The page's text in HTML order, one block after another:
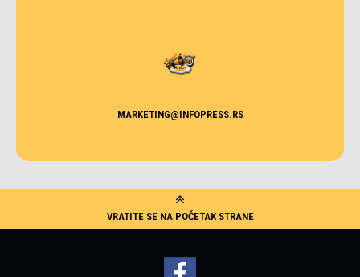
MARKETING@INFOPRESS.RS
VRATITE SE NA POČETAK STRANE